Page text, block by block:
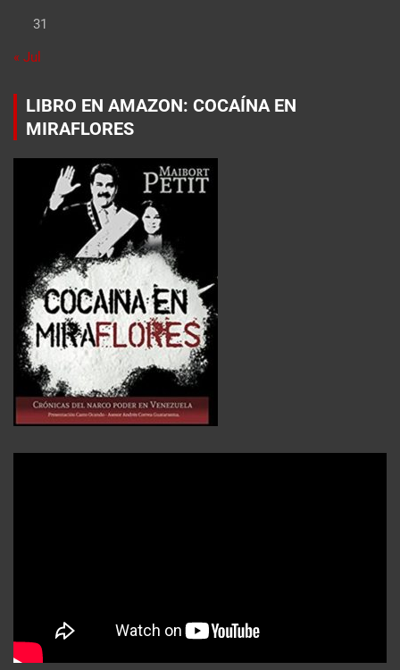
31
« Jul
LIBRO EN AMAZON: COCAÍNA EN
MIRAFLORES